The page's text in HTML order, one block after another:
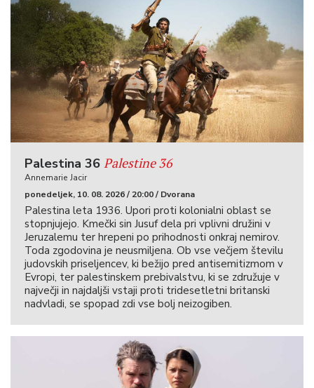
Palestina 36 Palestine 36
Annemarie Jacir
ponedeljek, 10. 08. 2026 / 20:00 / Dvorana
Palestina leta 1936. Upori proti kolonialni oblast se
stopnjujejo. Kmečki sin Jusuf dela pri vplivni družini v
Jeruzalemu ter hrepeni po prihodnosti onkraj nemirov.
Toda zgodovina je neusmiljena. Ob vse večjem številu
judovskih priseljencev, ki bežijo pred antisemitizmom v
Evropi, ter palestinskem prebivalstvu, ki se združuje v
največji in najdaljši vstaji proti tridesetletni britanski
nadvladi, se spopad zdi vse bolj neizogiben.